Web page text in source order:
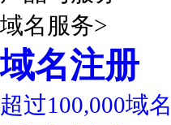
域名服务>
域名注册
超过100,000域